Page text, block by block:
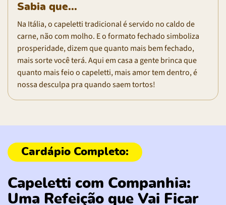
Sabia que...
Na Itália, o capeletti tradicional é servido no caldo de
carne, não com molho. E o formato fechado simboliza
prosperidade, dizem que quanto mais bem fechado,
mais sorte você terá. Aqui em casa a gente brinca que
quanto mais feio o capeletti, mais amor tem dentro, é
nossa desculpa pra quando saem tortos!
Capeletti com Companhia:
Uma Refeição que Vai Ficar